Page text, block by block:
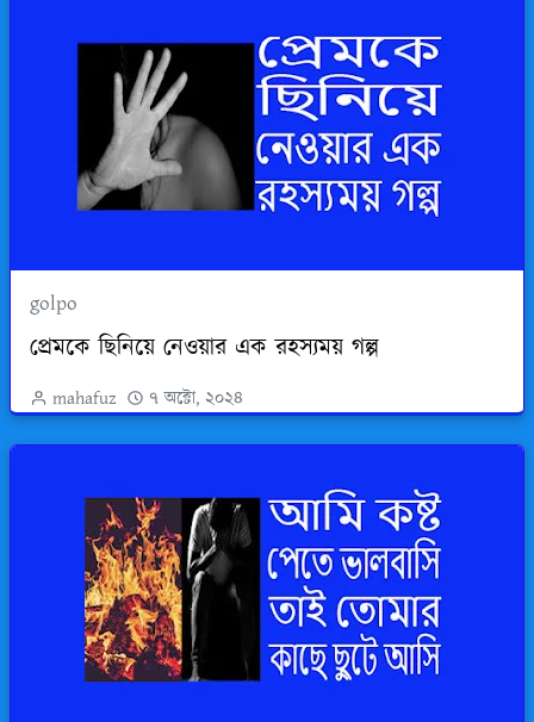
golpo
প্রেমকে ছিনিয়ে নেওয়ার এক রহস্যময় গল্প
mahafuz ৭ অক্টো, ২০২৪